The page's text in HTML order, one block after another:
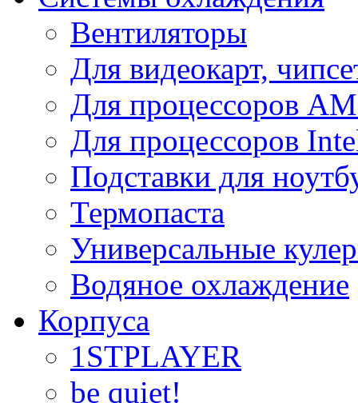
Вентиляторы
Для видеокарт,
Для процессоров
Для процессоров
Подставки для
Термопаста
Универсальные
Водяное охлаждение
Корпуса
1STPLAYER
be quiet!